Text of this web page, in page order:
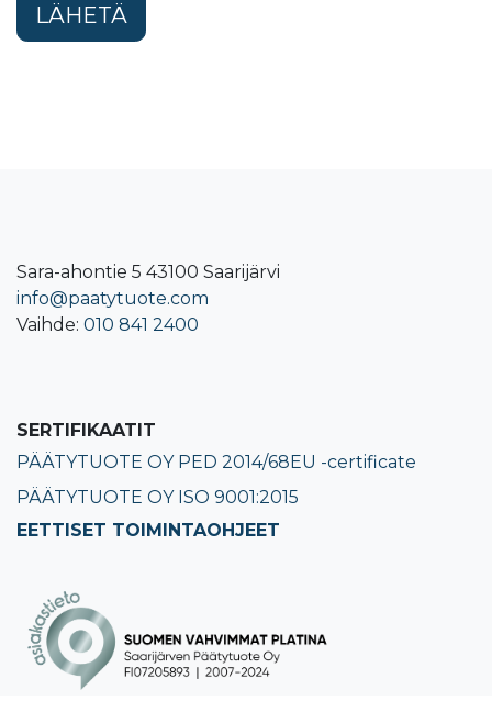
LÄHETÄ
Sara-ahontie 5 43100 Saarijärvi
info@paatytuote.com
Vaihde: 010 841 2400​
SERTIFIKAATIT
PÄÄTYTUOTE OY PED 2014/68EU -certificate
PÄÄTYTUOTE OY ISO 9001:2015
EETTISET TOIMINTAOHJEET